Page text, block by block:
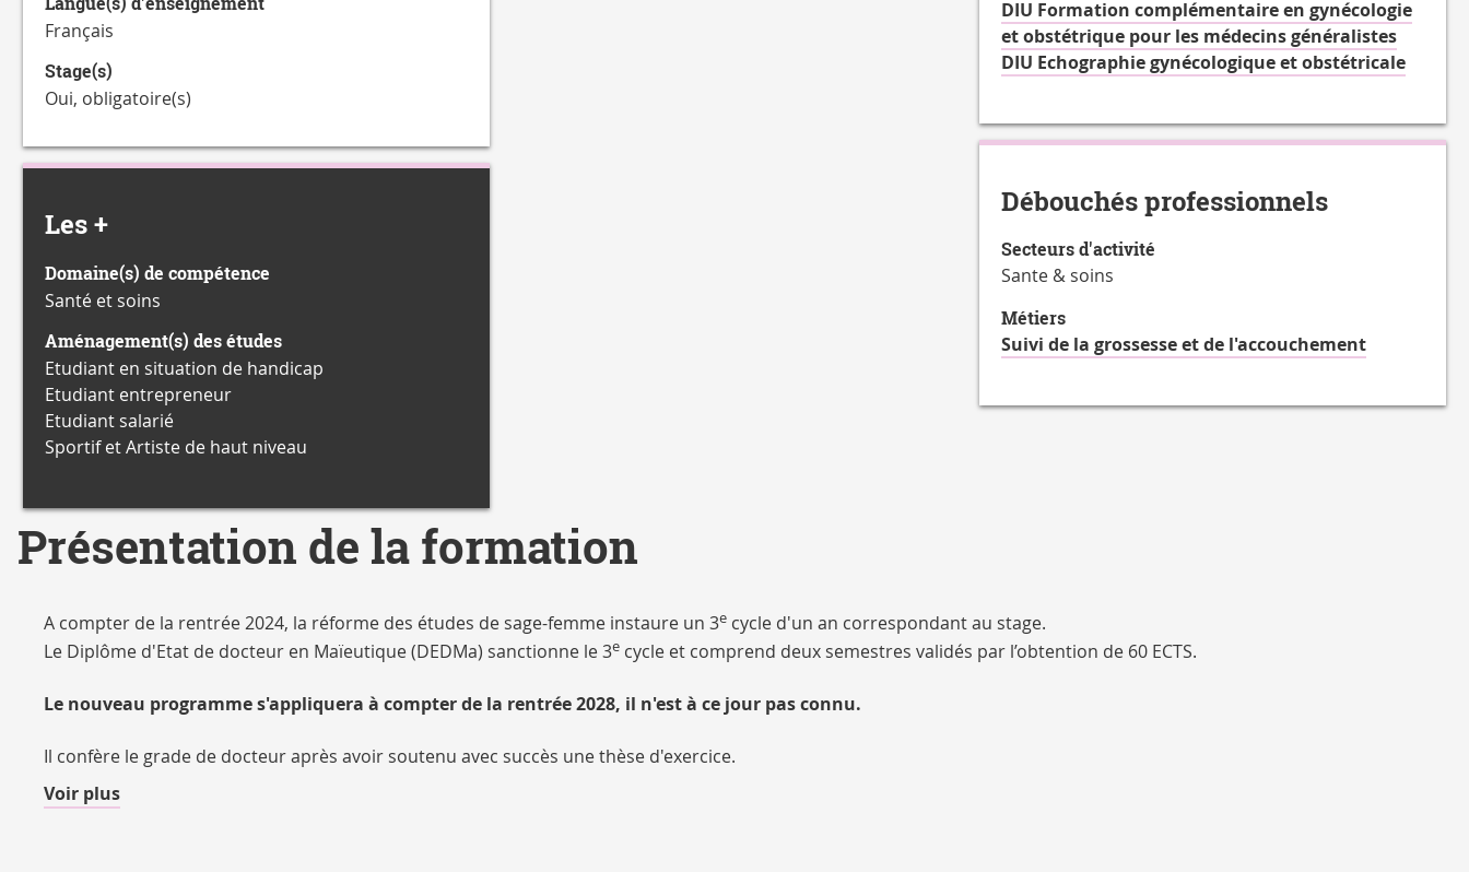
Français
Stage(s)
Oui, obligatoire(s)
Les +
Domaine(s) de compétence
Santé et soins
Aménagement(s) des études
Etudiant en situation de handicap
Etudiant entrepreneur
Etudiant salarié
Sportif et Artiste de haut niveau
travail
hebdomadaire
DIU Formation complémentaire en gynécologie
et obstétrique pour les médecins généralistes
DIU Echographie gynécologique et obstétricale
Débouchés professionnels
Secteurs d'activité
Sante & soins
Métiers
Suivi de la grossesse et de l'accouchement
Présentation de la formation
A compter de la rentrée 2024, la réforme des études de sage-femme instaure un 3e cycle d'un an correspondant au stage.
Le Diplôme d'Etat de docteur en Maïeutique (DEDMa) sanctionne le 3e cycle et comprend deux semestres validés par l’obtention de 60 ECTS.
Le nouveau programme s'appliquera à compter de la rentrée 2028, il n'est à ce jour pas connu.
Il confère le grade de docteur après avoir soutenu avec succès une thèse d'exercice.
Voir plusde